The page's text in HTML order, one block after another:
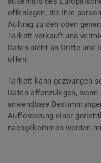
offenlegen, die Ihre
Auftrag zu den oben
Tarkett verkauft und
Daten nicht an Dritte und
offen.
Tarkett kann gezwungen
Daten offenzulegen,
anwendbare
Aufforderung einer
nachgekommen werden